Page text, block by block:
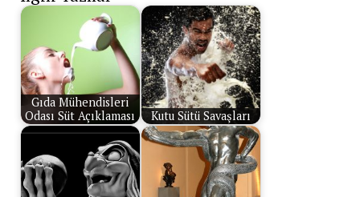
Gıda Mühendisleri
Odası Süt Açıklaması
Kutu Sütü Savaşları